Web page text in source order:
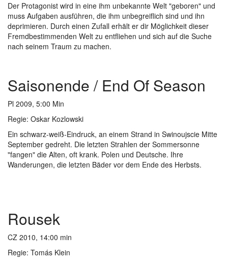
Der Protagonist wird in eine ihm unbekannte Welt "geboren" und
muss Aufgaben ausführen, die ihm unbegreiflich sind und ihn
deprimieren. Durch einen Zufall erhält er dir Möglichkeit dieser
Fremdbestimmenden Welt zu entfliehen und sich auf die Suche
nach seinem Traum zu machen.
Saisonende / End Of Season
Pl 2009, 5:00 Min
Regie: Oskar Kozlowski
Ein schwarz-weiß-Eindruck, an einem Strand in Swinoujscie Mitte
September gedreht. Die letzten Strahlen der Sommersonne
"fangen" die Alten, oft krank. Polen und Deutsche. Ihre
Wanderungen, die letzten Bäder vor dem Ende des Herbsts.
Rousek
CZ 2010, 14:00 min
Regie: Tomás Klein